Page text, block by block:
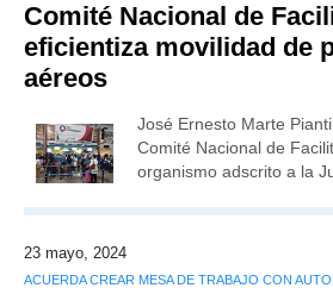
Comité Nacional de
eficientiza movilidad de
aéreos
José Ernesto Marte
Comité Nacional de
organismo adscrito a la
23 mayo, 2024
ACUERDA CREAR MESA DE TRABAJO CON